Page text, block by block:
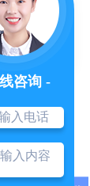
咨询 -